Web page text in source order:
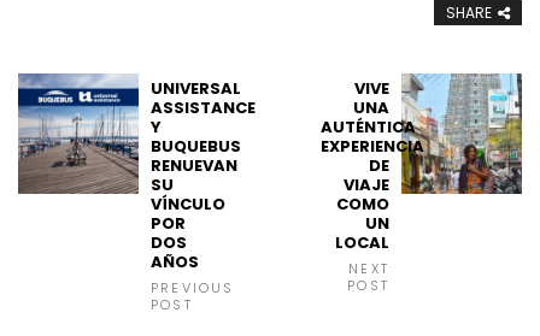
SHARE
UNIVERSAL
ASSISTANCE
Y
BUQUEBUS
RENUEVAN
SU
VÍNCULO
POR
DOS
AÑOS
PREVIOUS
POST
VIVE
UNA
AUTÉNTICA
EXPERIENCIA
DE
VIAJE
COMO
UN
LOCAL
NEXT
POST